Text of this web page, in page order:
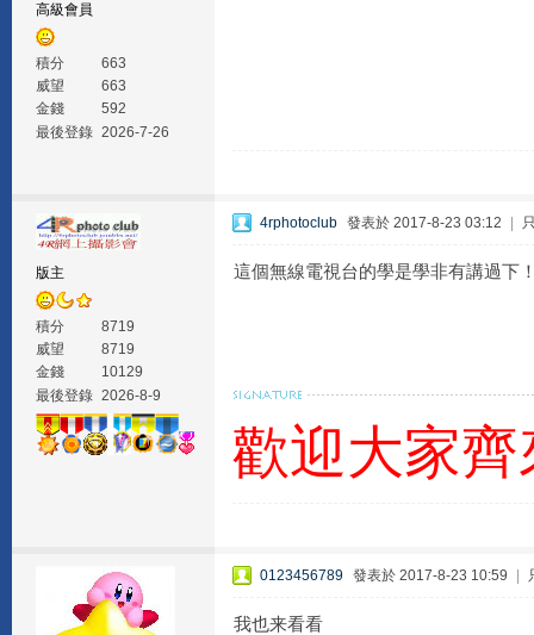
高級會員
積分
663
威望
663
金錢
592
最後登錄 2026-7-26
版主
積分
8719
威望
8719
金錢
10129
最後登錄 2026-8-9
4rphotoclub 發表於 2017-8-23 03:12
這個無線電視台的學是學非有講過下
歡迎大家
0123456789 發表於 2017-8-23 10:59
我也来看看